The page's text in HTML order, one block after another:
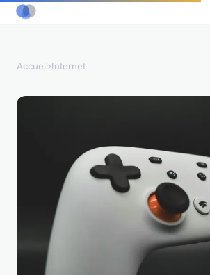
Accueil›Internet